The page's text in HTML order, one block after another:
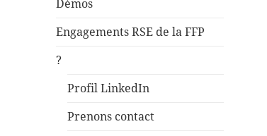
Démos
Engagements RSE de la FFP
?
Profil LinkedIn
Prenons contact